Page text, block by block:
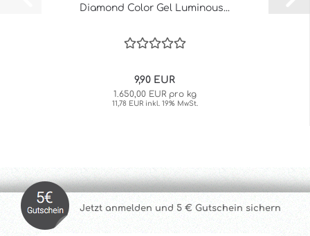
Diamond Color Gel Luminous...
9,90 EUR
1.650,00 EUR pro kg
11,78 EUR inkl. 19% MwSt.
Jetzt anmelden und 5 € Gutschein sichern